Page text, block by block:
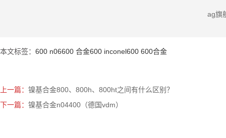
ag旗
本文标签： 600 n06600 合金600 inconel600 600合金
上一篇： 镍基合金800、800h、800ht之间有什么区别？
下一篇： 镍基合金n04400（德国vdm）